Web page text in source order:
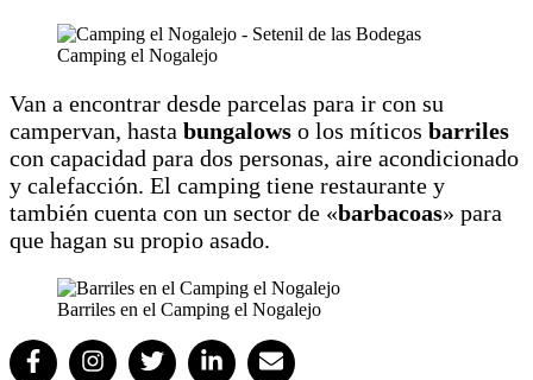
Camping el Nogalejo
Van a encontrar desde parcelas para ir con su
campervan, hasta bungalows o los míticos barriles
con capacidad para dos personas, aire acondicionado
y calefacción. El camping tiene restaurante y
también cuenta con un sector de «barbacoas» para
que hagan su propio asado.
Barriles en el Camping el Nogalejo